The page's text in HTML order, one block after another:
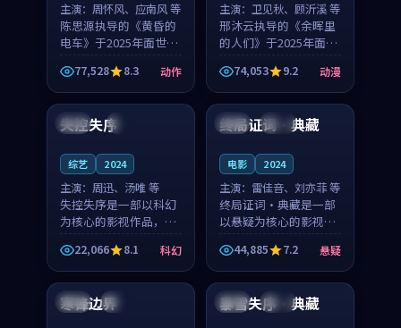
主演： 周怀风、应南风 等
陈思源执导的《黄昏的
电车》于2025年面世，
日本的城市气质与渔村
故事的人物心境共同构
筑了影片基调。周怀
风、应南风用细腻的表
演撑起整部动作电影，
77,528 8.3 动作
主演： 卫见秋、顾沂溪 等
邢沐云执导的《余晖里
的人们》于2025年面
世，泰国的城市气质与
小镇生活的人物心境共
同构筑了影片基调。卫
见秋、顾沂溪用细腻的
表演撑起整部动漫电
74,053 9.2 动漫
韩国 4K
失控失序
综艺 2024
主演： 周迅、汤唯 等
失控失序是一部以科幻
为核心的影视作品，围
绕危机、反转与人物成
长展开，整体节奏紧
凑，值得推荐观看。
22,066 8.1 科幻
美国 杜比
终局证词·典藏
电影 2024
主演： 雷佳音、刘亦菲 等
终局证词·典藏是一部
以悬疑为核心的影视作
品，围绕危机、反转与
人物成长展开，整体节
奏紧凑，值得推荐观
看。
44,885 7.2 悬疑
中国 热播
寒锋边界 韩国 院线
暴雪失序·典藏